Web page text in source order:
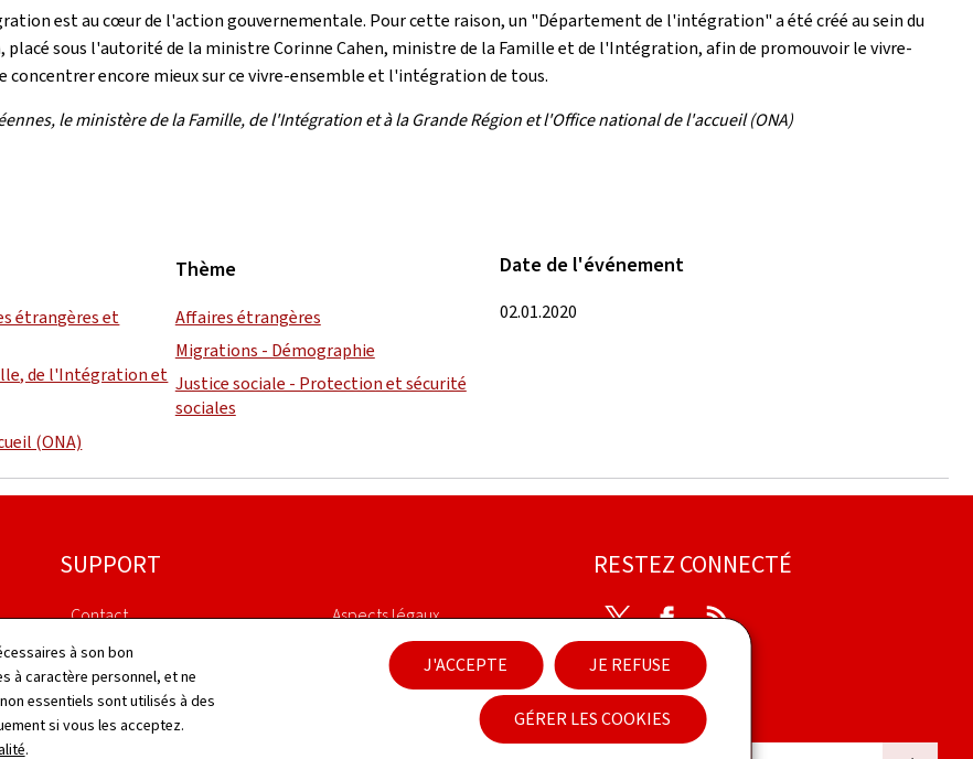
à son bon
à caractère personnel, et ne
essentiels sont utilisés à des
si vous les acceptez.
.
J'ACCEPTE JE REFUSE
GÉRER LES COOKIES
est au cœur de l'action gouvernementale. Pour cette raison, un "Département de l'intégration" a été créé au sein du
sous l'autorité de la ministre Corinne Cahen, ministre de la Famille et de l'Intégration, afin de promouvoir le vivre-
concentrer encore mieux sur ce vivre-ensemble et l'intégration de tous.
le ministère de la Famille, de l'Intégration et à la Grande Région et l'Office national de l'accueil (ONA)
étrangères et
de l'Intégration et
(ONA)
Thème
Affaires étrangères
Migrations - Démographie
Justice sociale - Protection et sécurité
sociales
Date de l'événement
02.01.2020
SUPPORT
Contact
Plan du site
À propos du site du site
Aspects légaux
Déclaration d'accessibilité
RESTEZ CONNECTÉ
TwitterFacebook
RSS
Newsletter